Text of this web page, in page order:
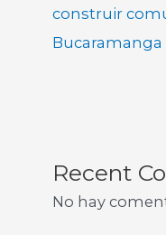
construir
Bucaramanga
Recent
No hay